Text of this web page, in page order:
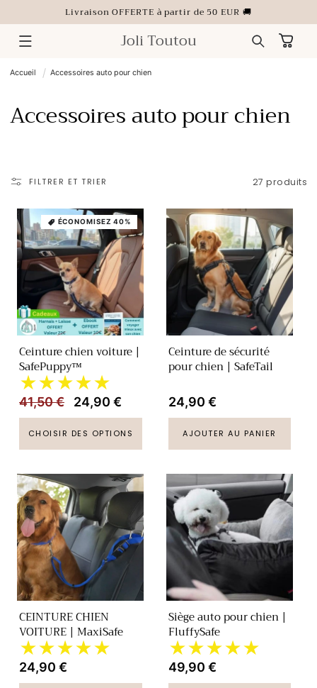
AU
CONTENU
Livraison OFFERTE à partir de 50 EUR 🚚
Joli Toutou Panier
Accueil Accessoires auto pour chien
C
l
e
c
o
n
Accessoires auto pour chien
FILTRER ET TRIER 27 produits
ÉCONOMISEZ 40%
Ceinture chien voiture |
SafePuppy™
★★★★★
Prix
habituel
41,50 €
Prix
promotionnel
24,90 €
CHOISIR DES OPTIONS
Ceinture de sécurité
pour chien | SafeTail
Prix
habituel
24,90 €
AJOUTER AU PANIER
CEINTURE CHIEN
VOITURE | MaxiSafe
★★★★★
Prix
habituel
24,90 €
Siège auto pour chien |
FluffySafe
★★★★★
Prix
habituel
49,90 €